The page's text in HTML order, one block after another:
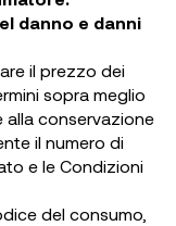
danno e danni
il prezzo dei
sopra meglio
alla conservazione
il numero di
e le Condizioni
del consumo,